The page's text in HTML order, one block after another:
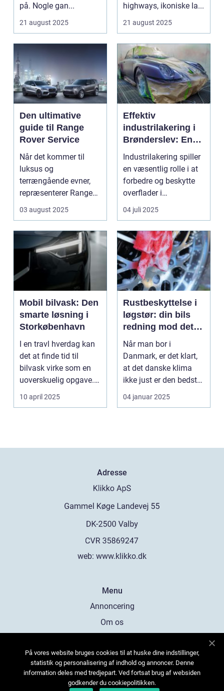
på. Nogle gan...
21 august 2025
highways, ikoniske la...
21 august 2025
Den ultimative
guide til Range
Rover Service
Når det kommer til
luksus og
terrængående evner,
repræsenterer Range
Rover n...
03 august 2025
Effektiv
industrilakering i
Brønderslev: En
dybdegående
Industrilakering spiller
en væsentlig rolle i at
forbedre og beskytte
overflader i
forskellige...
04 juli 2025
Mobil bilvask: Den
smarte løsning i
Storkøbenhavn
I en travl hverdag kan
det at finde tid til
bilvask virke som en
uoverskuelig opgave.
Især i S...
10 april 2025
Rustbeskyttelse i
løgstør: din bils
redning mod det
danske klima
Når man bor i
Danmark, er det klart,
at det danske klima
ikke just er den bedste
ven for bilen...
04 januar 2025
Adresse
web: www.klikko.dk
Menu
Annoncering
Om os
Kontakt os
Sitemap
På vores website bruges cookies til at huske dine indstillinger,
statistik og personalisering af indhold og annoncer. Denne
information deles med tredjepart. Ved fortsat brug af websiden
godkender du cookiepolitikken.